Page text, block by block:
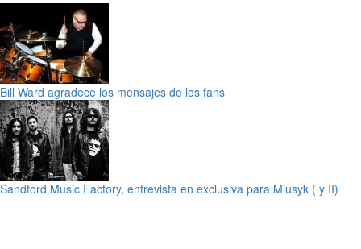
Bill Ward agradece los mensajes de los fans
Sandford Music Factory, entrevista en exclusiva para Miusyk ( y II)